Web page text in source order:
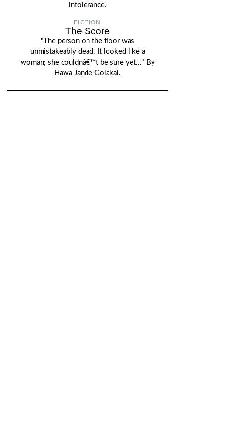
intolerance.
FICTION
The Score
"The person on the floor was
unmistakeably dead. It looked like a
woman; she couldnâ€™t be sure yet..." By
Hawa Jande Golakai.